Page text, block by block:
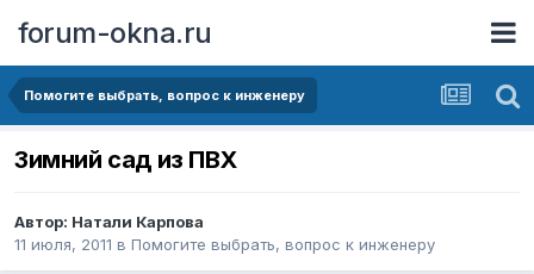
forum-okna.ru
Помогите выбрать, вопрос к инженеру
Зимний сад из ПВХ
Автор: Натали Карпова
11 июля, 2011 в Помогите выбрать, вопрос к инженеру